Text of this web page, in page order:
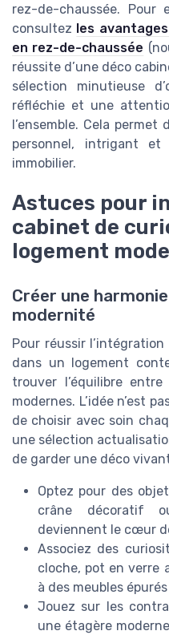
rez-de-chaussée.
consultez les
en rez-de-chaussée
réussite d’une déco
sélection minutieuse
réfléchie et une
l’ensemble. Cela
personnel, intrigant
immobilier.
Astuces pour
cabinet de
logement
Créer une
modernité
Pour réussir
dans un logement
trouver l’équilibre
modernes. L’idée n’est
de choisir avec soin
une sélection
de garder une déco
Optez pour des
crâne décoratif
deviennent le cœur
Associez des
cloche, pot en verre
à des meubles
Jouez sur les
une étagère